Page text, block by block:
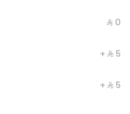
⁨⁦‪‬ 0⁩
+ ⁨⁦‪‬ 5⁩
+ ⁨⁦‪‬ 5⁩